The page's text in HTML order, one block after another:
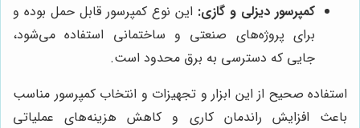
کمپرسور دیزلی و گازی: این نوع کمپرسور قابل حمل بوده و
برای پروژه‌های صنعتی و ساختمانی استفاده می‌شود،
جایی که دسترسی به برق محدود است.
استفاده صحیح از این ابزار و تجهیزات و انتخاب کمپرسور مناسب
باعث افزایش راندمان کاری و کاهش هزینه‌های عملیاتی